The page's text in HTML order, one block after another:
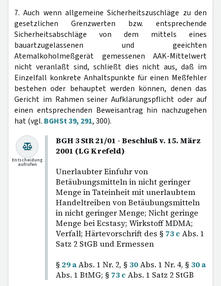
7. Auch wenn allgemeine Sicherheitszuschläge zu den
gesetzlichen Grenzwerten bzw. entsprechende
Sicherheitsabschläge von dem mittels eines
bauartzugelassenen und geeichten
Atemalkoholmeßgerät gemessenen AAK-Mittelwert
nicht veranlaßt sind, schließt dies nicht aus, daß im
Einzelfall konkrete Anhaltspunkte für einen Meßfehler
bestehen oder behauptet werden können, denen das
Gericht im Rahmen seiner Aufklärungspflicht oder auf
einen entsprechenden Beweisantrag hin nachzugehen
hat (vgl. BGHSt 39, 291, 300).
BGH 3 StR 21/01 - Beschluß v. 15. März
2001 (LG Krefeld)
Unerlaubter Einfuhr von
Betäubungsmitteln in nicht geringer
Menge in Tateinheit mit unerlaubtem
Handeltreiben von Betäubungsmitteln
in nicht geringer Menge; Nicht geringe
Menge bei Ecstasy; Wirkstoff MDMA;
Verfall; Härtevorschrift des § 73 cAbs. 1
Satz 2 StGB und Ermessen
§ 29 aAbs. 1 Nr. 2, § 30Abs. 1 Nr. 4, § 30 a
Abs. 1 BtMG; § 73 cAbs. 1 Satz 2 StGB
Entscheidung
aufrufen